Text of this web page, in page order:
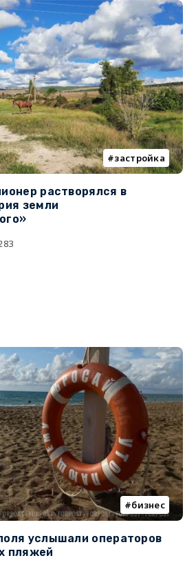
застройка
растворялся в
земли
бизнес
услышали операторов
пляжей